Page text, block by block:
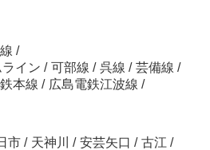
/
イン / 可部線 / 呉線 / 芸備線 /
本線 / 広島電鉄江波線 /
市 / 天神川 / 安芸矢口 / 古江 /